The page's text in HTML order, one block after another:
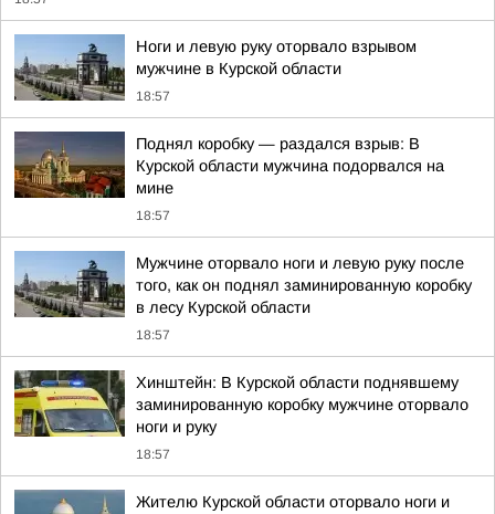
Ноги и левую руку оторвало взрывом
мужчине в Курской области
18:57
Поднял коробку — раздался взрыв: В
Курской области мужчина подорвался на
мине
18:57
Мужчине оторвало ноги и левую руку после
того, как он поднял заминированную коробку
в лесу Курской области
18:57
Хинштейн: В Курской области поднявшему
заминированную коробку мужчине оторвало
ноги и руку
18:57
Жителю Курской области оторвало ноги и